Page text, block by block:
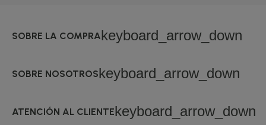
SOBRE LA COMPRAkeyboard_arrow_down
SOBRE NOSOTROSkeyboard_arrow_down
ATENCIÓN AL CLIENTEkeyboard_arrow_down